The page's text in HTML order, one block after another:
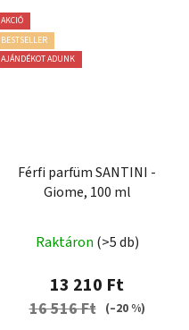
AKCIÓ
BESTSELLER
AJÁNDÉKOT ADUNK
Férfi parfüm SANTINI -
Giome, 100 ml
Raktáron (>5 db)
13 210 Ft
16 516 Ft (–20 %)